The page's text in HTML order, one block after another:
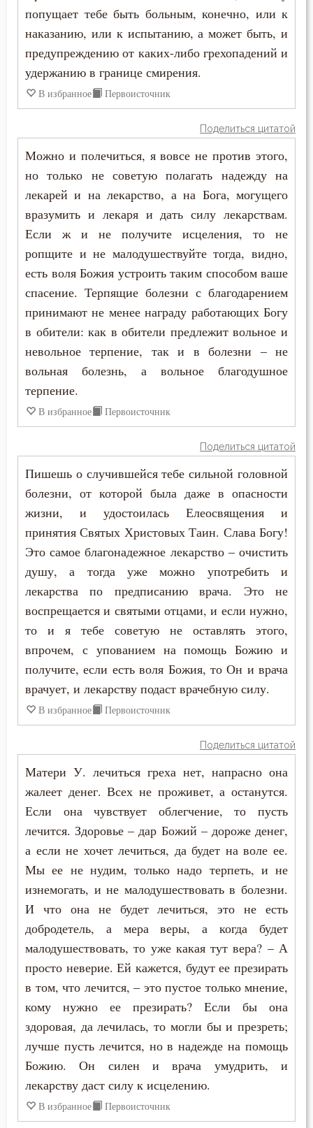
попущает тебе быть больным, конечно, или к
наказанию, или к испытанию, а может быть, и
предупреждению от каких-либо грехопадений и
удержанию в границе смирения.
В избранное Первоисточник
Поделиться цитатой
Можно и полечиться, я вовсе не против этого,
но только не советую полагать надежду на
лекарей и на лекарство, а на Бога, могущего
вразумить и лекаря и дать силу лекарствам.
Если ж и не получите исцеления, то не
ропщите и не малодушествуйте тогда, видно,
есть воля Божия устроить таким способом ваше
спасение. Терпящие болезни с благодарением
принимают не менее награду работающих Богу
в обители: как в обители предлежит вольное и
невольное терпение, так и в болезни – не
вольная болезнь, а вольное благодушное
терпение.
В избранное Первоисточник
Поделиться цитатой
Пишешь о случившейся тебе сильной головной
болезни, от которой была даже в опасности
жизни, и удостоилась Елеосвящения и
принятия Святых Христовых Таин. Слава Богу!
Это самое благонадежное лекарство – очистить
душу, а тогда уже можно употребить и
лекарства по предписанию врача. Это не
воспрещается и святыми отцами, и если нужно,
то и я тебе советую не оставлять этого,
впрочем, с упованием на помощь Божию и
получите, если есть воля Божия, то Он и врача
врачует, и лекарству подаст врачебную силу.
В избранное Первоисточник
Поделиться цитатой
Матери У. лечиться греха нет, напрасно она
жалеет денег. Всех не проживет, а останутся.
Если она чувствует облегчение, то пусть
лечится. Здоровье – дар Божий – дороже денег,
а если не хочет лечиться, да будет на воле ее.
Мы ее не нудим, только надо терпеть, и не
изнемогать, и не малодушествовать в болезни.
И что она не будет лечиться, это не есть
добродетель, а мера веры, а когда будет
малодушествовать, то уже какая тут вера? – А
просто неверие. Ей кажется, будут ее презирать
в том, что лечится, – это пустое только мнение,
кому нужно ее презирать? Если бы она
здоровая, да лечилась, то могли бы и презреть;
лучше пусть лечится, но в надежде на помощь
Божию. Он силен и врача умудрить, и
лекарству даст силу к исцелению.
В избранное Первоисточник